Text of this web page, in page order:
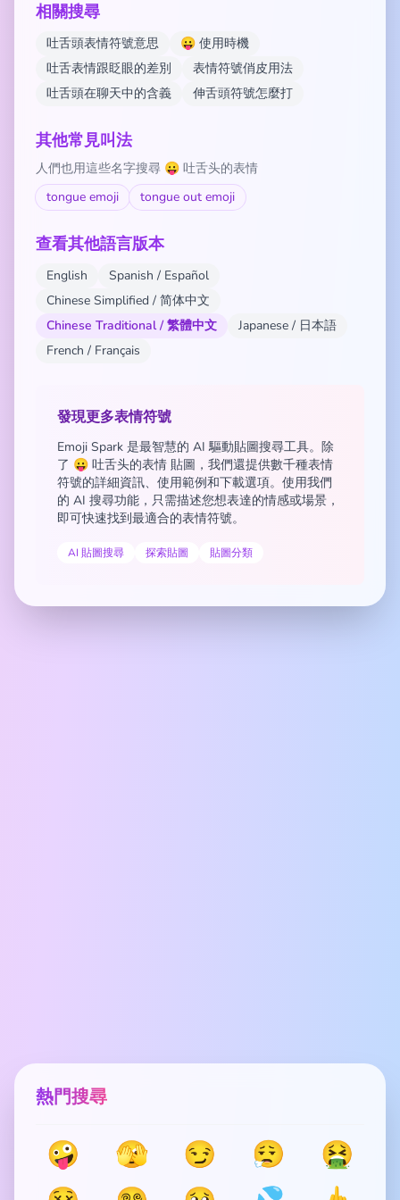
相關搜尋
吐舌頭表情符號意思
😛 使用時機
吐舌表情跟眨眼的差別
表情符號俏皮用法
吐舌頭在聊天中的含義
伸舌頭符號怎麼打
其他常見叫法
人們也用這些名字搜尋 😛 吐舌头的表情
tongue emoji
tongue out emoji
查看其他語言版本
English
Spanish / Español
Chinese Simplified / 简体中文
Chinese Traditional / 繁體中文
Japanese / 日本語
French / Français
發現更多表情符號
Emoji Spark 是最智慧的 AI 驅動貼圖搜尋工具。除
了 😛 吐舌头的表情 貼圖，我們還提供數千種表情
符號的詳細資訊、使用範例和下載選項。使用我們
的 AI 搜尋功能，只需描述您想表達的情感或場景，
即可快速找到最適合的表情符號。
AI 貼圖搜尋 探索貼圖 貼圖分類
熱門搜尋
🤪 🫣 😏 😮‍💨
🤮